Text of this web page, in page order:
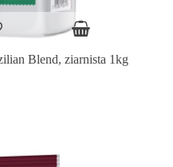
Blend, ziarnista 1kg